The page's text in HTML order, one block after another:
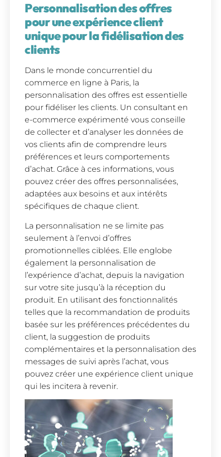
Personnalisation des offres
pour une expérience client
unique pour la fidélisation des
clients
Dans le monde concurrentiel du
commerce en ligne à Paris, la
personnalisation des offres est essentielle
pour fidéliser les clients. Un consultant en
e-commerce expérimenté vous conseille
de collecter et d’analyser les données de
vos clients afin de comprendre leurs
préférences et leurs comportements
d’achat. Grâce à ces informations, vous
pouvez créer des offres personnalisées,
adaptées aux besoins et aux intérêts
spécifiques de chaque client.
La personnalisation ne se limite pas
seulement à l’envoi d’offres
promotionnelles ciblées. Elle englobe
également la personnalisation de
l’expérience d’achat, depuis la navigation
sur votre site jusqu’à la réception du
produit. En utilisant des fonctionnalités
telles que la recommandation de produits
basée sur les préférences précédentes du
client, la suggestion de produits
complémentaires et la personnalisation des
messages de suivi après l’achat, vous
pouvez créer une expérience client unique
qui les incitera à revenir.